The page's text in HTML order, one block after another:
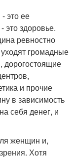
это ее
это здоровье.
ревностно
громадные
дорогостоящие
и прочие
в зависимость
себя денег, и
женщин и,
Хотя